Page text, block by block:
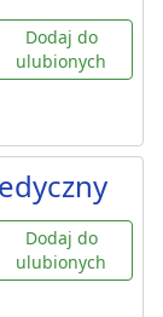
Dodaj do
ulubionych
Dodaj do
ulubionych